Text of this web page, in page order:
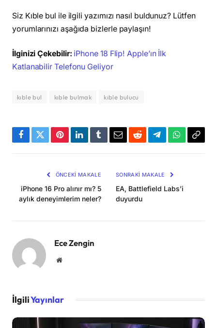
Siz Kıble bul ile ilgili yazımızı nasıl buldunuz? Lütfen
yorumlarınızı aşağıda bizlerle paylaşın!
İlginizi Çekebilir: iPhone 18 Flip! Apple’ın İlk
Katlanabilir Telefonu Geliyor
kıble bul kıble bulmak kıble bulucu
Facebook
TwitterPinterestLinkedInTumblrEmailRedditTelegramWhatsApp
ÖNCEKI MAKALE
iPhone 16 Pro alınır mı? 5
aylık deneyimlerim neler?
SONRAKI MAKALE
EA, Battlefield Labs’i
duyurdu
Ece Zengin
Website
İlgiliYayınlar